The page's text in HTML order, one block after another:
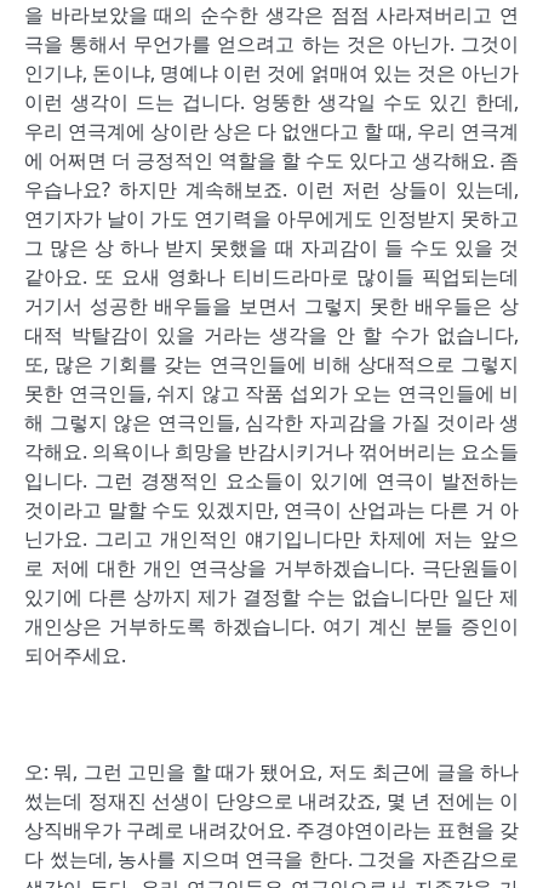
을 바라보았을 때의 순수한 생각은 점점 사라져버리고 연
극을 통해서 무언가를 얻으려고 하는 것은 아닌가. 그것이
인기냐, 돈이냐, 명예냐 이런 것에 얽매여 있는 것은 아닌가
이런 생각이 드는 겁니다. 엉뚱한 생각일 수도 있긴 한데,
우리 연극계에 상이란 상은 다 없앤다고 할 때, 우리 연극계
에 어쩌면 더 긍정적인 역할을 할 수도 있다고 생각해요. 좀
우습나요? 하지만 계속해보죠. 이런 저런 상들이 있는데,
연기자가 날이 가도 연기력을 아무에게도 인정받지 못하고
그 많은 상 하나 받지 못했을 때 자괴감이 들 수도 있을 것
같아요. 또 요새 영화나 티비드라마로 많이들 픽업되는데
거기서 성공한 배우들을 보면서 그렇지 못한 배우들은 상
대적 박탈감이 있을 거라는 생각을 안 할 수가 없습니다,
또, 많은 기회를 갖는 연극인들에 비해 상대적으로 그렇지
못한 연극인들, 쉬지 않고 작품 섭외가 오는 연극인들에 비
해 그렇지 않은 연극인들, 심각한 자괴감을 가질 것이라 생
각해요. 의욕이나 희망을 반감시키거나 꺾어버리는 요소들
입니다. 그런 경쟁적인 요소들이 있기에 연극이 발전하는
것이라고 말할 수도 있겠지만, 연극이 산업과는 다른 거 아
닌가요. 그리고 개인적인 얘기입니다만 차제에 저는 앞으
로 저에 대한 개인 연극상을 거부하겠습니다. 극단원들이
있기에 다른 상까지 제가 결정할 수는 없습니다만 일단 제
개인상은 거부하도록 하겠습니다. 여기 계신 분들 증인이
되어주세요.
오: 뭐, 그런 고민을 할 때가 됐어요, 저도 최근에 글을 하나
썼는데 정재진 선생이 단양으로 내려갔죠, 몇 년 전에는 이
상직배우가 구례로 내려갔어요. 주경야연이라는 표현을 갖
다 썼는데, 농사를 지으며 연극을 한다. 그것을 자존감으로